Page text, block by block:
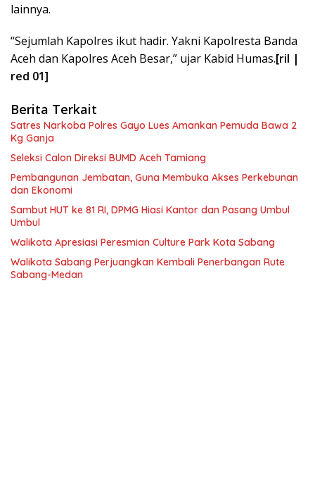
lainnya.
“Sejumlah Kapolres ikut hadir. Yakni Kapolresta Banda
Aceh dan Kapolres Aceh Besar,” ujar Kabid Humas.[ril |
red 01]
Berita Terkait
Satres Narkoba Polres Gayo Lues Amankan Pemuda Bawa 2
Kg Ganja
Seleksi Calon Direksi BUMD Aceh Tamiang
Pembangunan Jembatan, Guna Membuka Akses Perkebunan
dan Ekonomi
Sambut HUT ke 81 RI, DPMG Hiasi Kantor dan Pasang Umbul
Umbul
Walikota Apresiasi Peresmian Culture Park Kota Sabang
Walikota Sabang Perjuangkan Kembali Penerbangan Rute
Sabang-Medan